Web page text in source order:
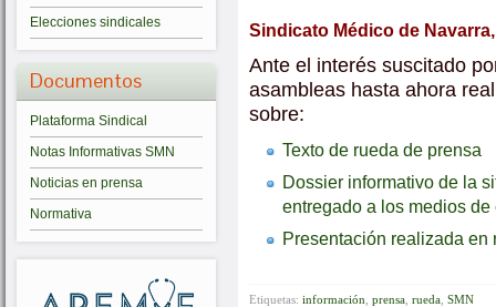
Elecciones sindicales
Documentos
Plataforma Sindical
Notas Informativas SMN
Noticias en prensa
Normativa
Sindicato Médico de
Ante el interés suscitado
asambleas hasta ahora
sobre:
Texto de rueda de prensa
Dossier informativo de la
entregado a los medios
Presentación realizada en
Etiquetas: información prensa rueda SMN